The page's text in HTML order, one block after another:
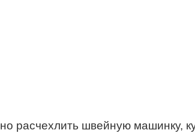
расчехлить швейную машинку,